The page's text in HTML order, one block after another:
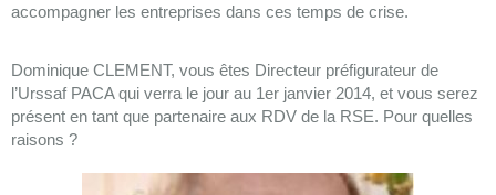
accompagner les entreprises dans ces temps de crise.
Dominique CLEMENT, vous êtes Directeur préfigurateur de
l’Urssaf PACA qui verra le jour au 1er janvier 2014, et vous serez
présent en tant que partenaire aux RDV de la RSE. Pour quelles
raisons ?